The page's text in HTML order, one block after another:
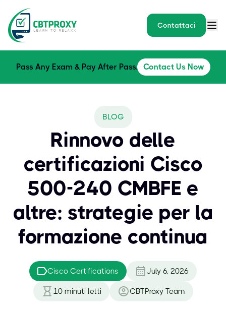
Contattaci
Pass Any Exam & Pay After Pass. Contact Us Now
BLOG
Rinnovo delle
certificazioni Cisco
500-240 CMBFE e
altre: strategie per la
formazione continua
Cisco Certifications July 6, 2026
10 minuti letti CBTProxy Team